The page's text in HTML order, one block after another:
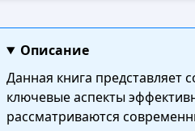
Описание
Данная книга представляет
ключевые аспекты
рассматриваются